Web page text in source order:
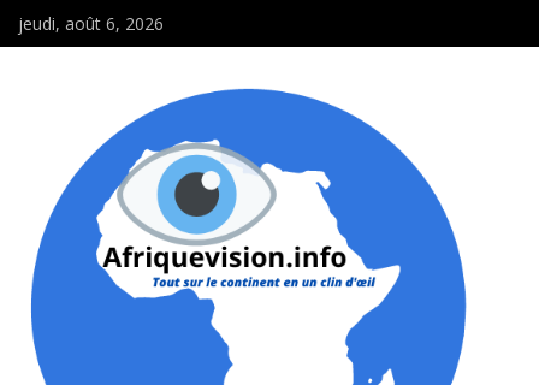
jeudi, août 6, 2026